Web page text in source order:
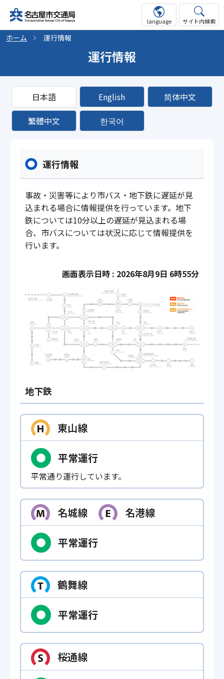
language サイト内検索
ホーム 運行情報
運行情報
日本語 English
简体中文
繁體中文
한국어
運行情報
事故・災害等により市バス・地下鉄に遅延が見
込まれる場合に情報提供を行っています。地下
鉄については10分以上の遅延が見込まれる場
合、市バスについては状況に応じて情報提供を
行います。
画面表示日時 : 2026年8月9日 6時55分
地下鉄
東山線
平常運行
平常通り運行しています。
名城線 名港線
平常運行
鶴舞線
平常運行
桜通線